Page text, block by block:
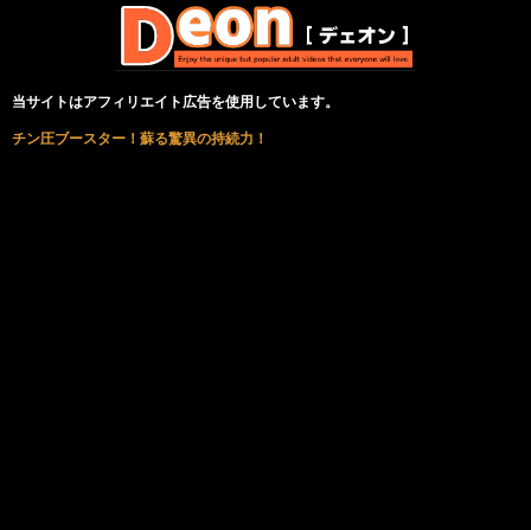
当サイトはアフィリエイト広告を使用しています。
チン圧ブースター！蘇る驚異の持続力！